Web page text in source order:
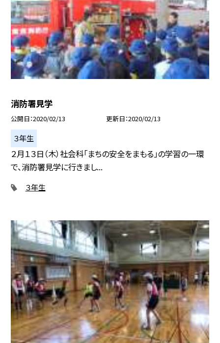
消防署見学
公開日 2020/02/13 更新日 2020/02/13
３年生
２月１３日（木）社会科「まちの安全をまもる」の学習の一環
で、消防署見学に行きまし...
３年生